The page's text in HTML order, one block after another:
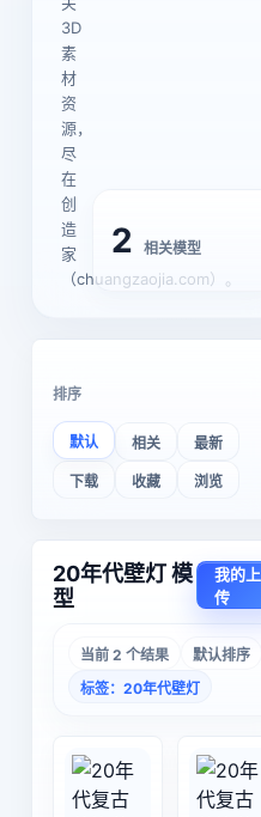
3D
素
材
资
源，
尽
在
创
造
家
（chuangzaojia.com）。
2 相关模型
排序
默认 相关 最新
下载 收藏 浏览
20年代壁灯 模
型
我的上
传
当前 2 个结果
默认排序
标签：20年代壁灯